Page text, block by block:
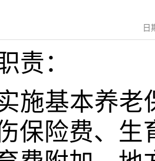
日
责：
施基本养老
保险费、生